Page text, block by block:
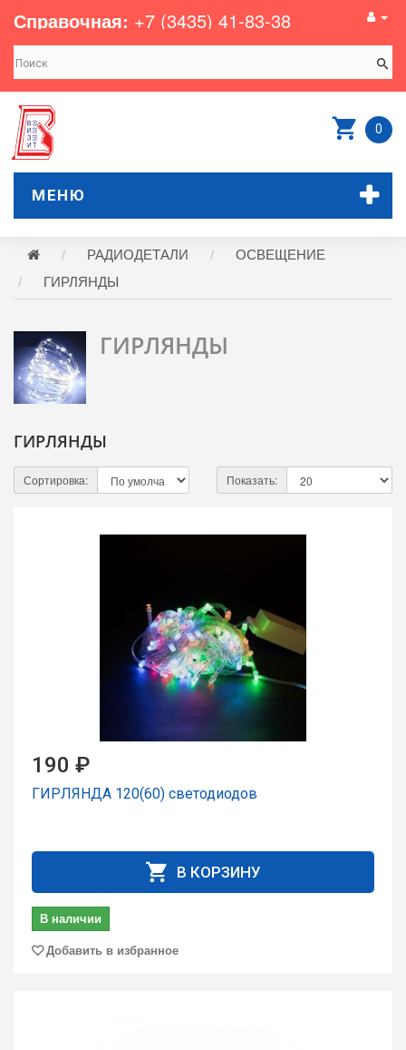
Справочная: +7 (3435) 41-83-38
0
МЕНЮ
РАДИОДЕТАЛИ
ОСВЕЩЕНИЕ
ГИРЛЯНДЫ
ГИРЛЯНДЫ
ГИРЛЯНДЫ
Сортировка: Показать:
190 ₽
ГИРЛЯНДА 120(60) светодиодов
В КОРЗИНУ
В наличии
Добавить в избранное